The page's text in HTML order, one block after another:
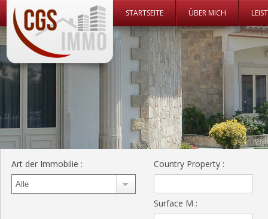
Zum Inhalt
STARTSEITE ÜBER MICH
CGS Immo
CGS Immo Web
Art der Immobilie : Country Property :
Surface M :